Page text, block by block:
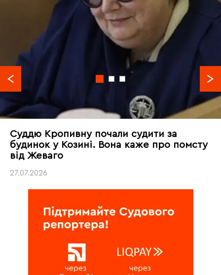
Суддю Кропивну почали судити за
будинок у Козині. Вона каже про помсту
від Жеваго
27.07.2026